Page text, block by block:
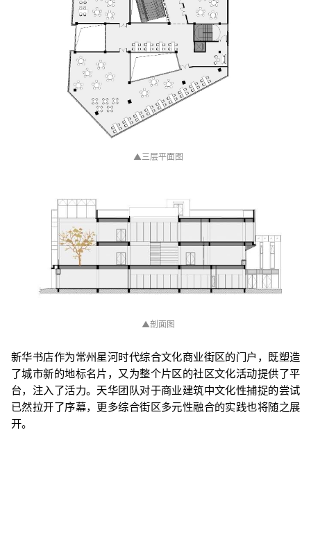
▲三层平面图
▲剖面图
新华书店作为常州星河时代综合文化商业街区的门户，既塑造
了城市新的地标名片，又为整个片区的社区文化活动提供了平
台，注入了活力。天华团队对于商业建筑中文化性捕捉的尝试
已然拉开了序幕，更多综合街区多元性融合的实践也将随之展
开。